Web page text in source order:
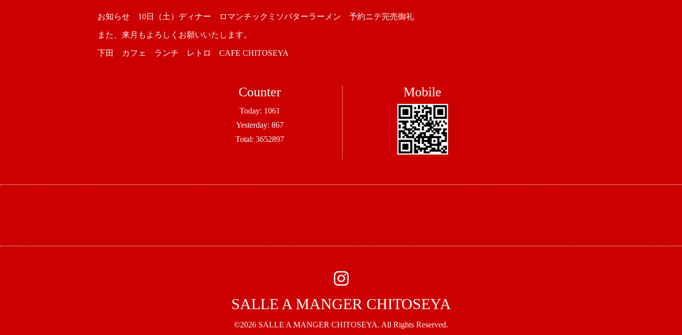
お知らせ 10日（土）ディナー ロマンチックミソバターラーメン 予約ニテ完売御礼
また、来月もよろしくお願いいたします。
下田 カフェ ランチ レトロ CAFE CHITOSEYA
Counter
Today: 1061
Yesterday: 867
Total: 3652897
Mobile
SALLE A MANGER CHITOSEYA
©2026 SALLE A MANGER CHITOSEYA. All Rights Reserved.